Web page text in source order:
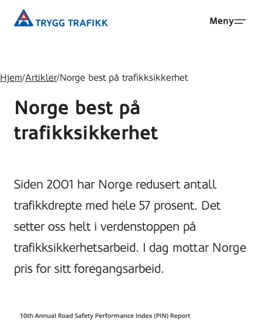
Trygg
Meny
Hjem/Artikler/Norge best på trafikksikkerhet
Norge best på
trafikksikkerhet
Siden 2001 har Norge redusert antall
trafikkdrepte med hele 57 prosent. Det
setter oss helt i verdenstoppen på
trafikksikkerhetsarbeid. I dag mottar Norge
pris for sitt foregangsarbeid.